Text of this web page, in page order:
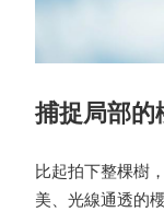
捕捉局部的
比起拍下整棵樹
美、光線通透的